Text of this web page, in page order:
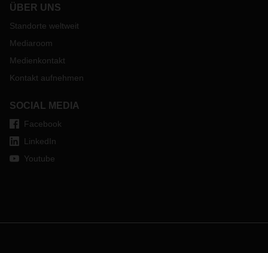
ÜBER UNS
Standorte weltweit
Mediaroom
Medienkontakt
Kontakt aufnehmen
SOCIAL MEDIA
Facebook
LinkedIn
Youtube